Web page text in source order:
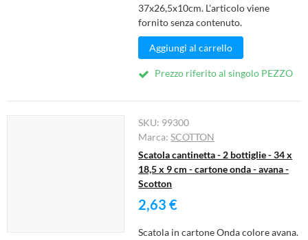
37x26,5x10cm. L'articolo viene
fornito senza contenuto.
Aggiungi al carrello
Prezzo riferito al singolo PEZZO
SKU: 99300
Marca:SCOTTON
Scatola cantinetta - 2 bottiglie - 34 x
18,5 x 9 cm - cartone onda - avana -
Scotton
2,63 €
Scatola in cartone Onda colore avana.